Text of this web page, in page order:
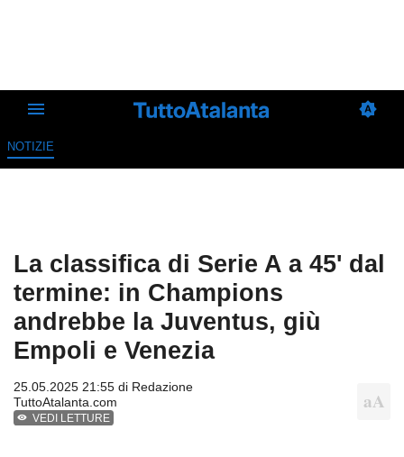
NOTIZIE
La classifica di Serie A a 45' dal
termine: in Champions
andrebbe la Juventus, giù
Empoli e Venezia
25.05.2025 21:55 di Redazione
TuttoAtalanta.com
VEDI LETTURE